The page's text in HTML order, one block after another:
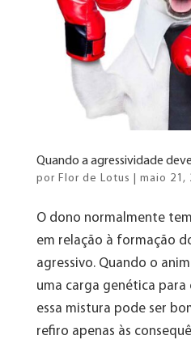
Quando a agressividade
por Flor de Lotus maio 21,
O dono normalmente
em relação à formação
agressivo. Quando o
uma carga genética para
essa mistura pode ser
refiro apenas às